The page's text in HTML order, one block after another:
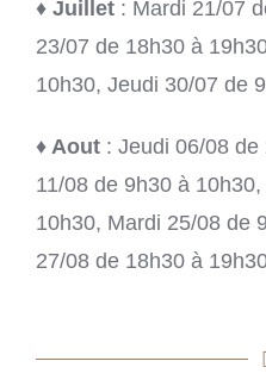
♦ Juillet : Mardi 21/07
23/07 de 18h30 à
10h30, Jeudi 30/07 de
♦ Aout : Jeudi 06/08
11/08 de 9h30 à
10h30, Mardi 25/08 de
27/08 de 18h30 à